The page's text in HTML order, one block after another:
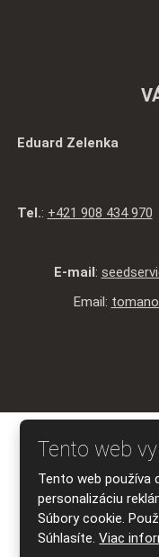
Eduard
Tel.: +421 908 434 970
E-mail:
Email:
© 2026 SEED
Tento web
Tento web používa
personalizáciu
Súbory cookie.
Súhlasíte.Viac